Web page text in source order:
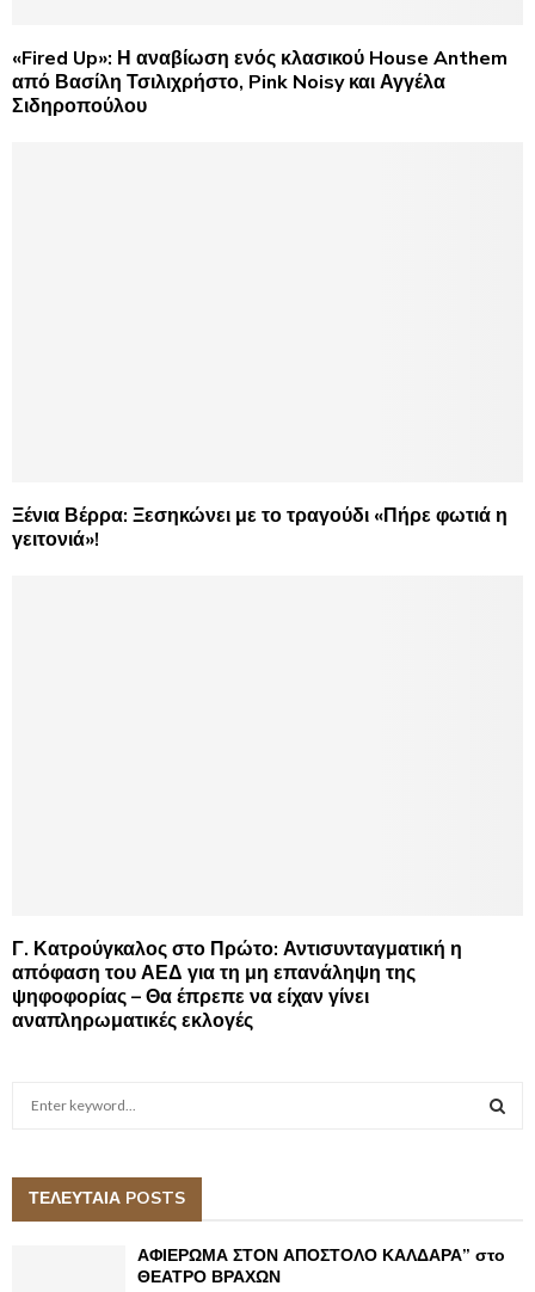
«Fired Up»: Η αναβίωση ενός κλασικού House Anthem
από Βασίλη Τσιλιχρήστο, Pink Noisy και Αγγέλα
Σιδηροπούλου
Ξένια Βέρρα: Ξεσηκώνει με το τραγούδι «Πήρε φωτιά η
γειτονιά»!
Γ. Κατρούγκαλος στο Πρώτο: Αντισυνταγματική η
απόφαση του ΑΕΔ για τη μη επανάληψη της
ψηφοφορίας – Θα έπρεπε να είχαν γίνει
αναπληρωματικές εκλογές
h
A
ΤΕΛΕΥΤΑΙΑ POSTS
ΑΦΙΕΡΩΜΑ ΣΤΟΝ ΑΠΟΣΤΟΛΟ ΚΑΛΔΑΡΑ” στο
ΘΕΑΤΡΟ ΒΡΑΧΩΝ